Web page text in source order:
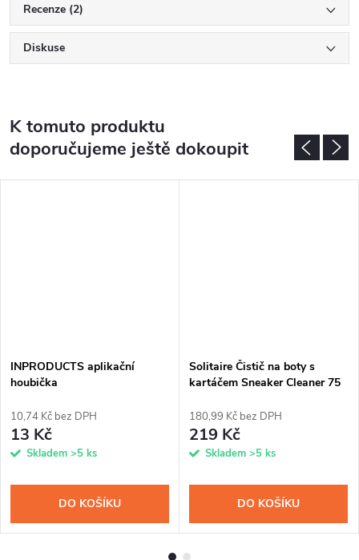
Recenze (2)
Diskuse
K tomuto produktu
doporučujeme ještě dokoupit
INPRODUCTS aplikační
houbička
10,74 Kč bez DPH
13 Kč
Skladem >5 ks
DO KOŠÍKU
Solitaire Čistič na boty s
kartáčem Sneaker Cleaner 75
180,99 Kč bez DPH
219 Kč
Skladem >5 ks
DO KOŠÍKU